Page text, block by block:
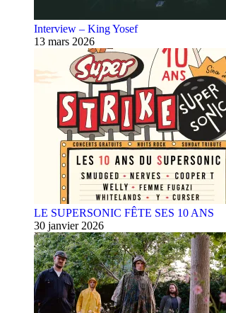
Interview – King Yosef
13 mars 2026
LE SUPERSONIC FÊTE SES 10 ANS
30 janvier 2026